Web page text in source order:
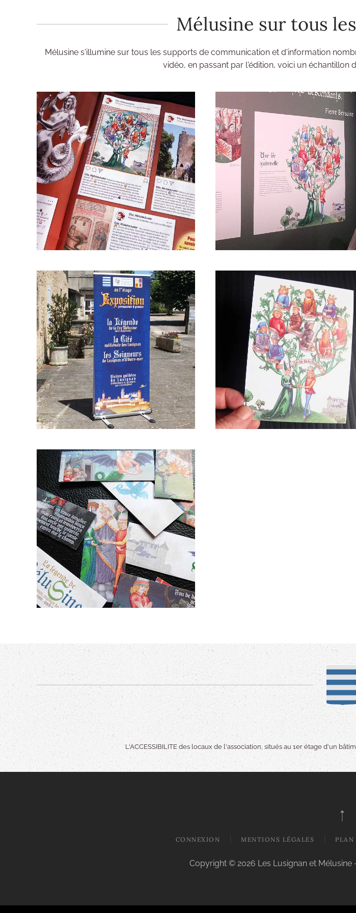
Mélusine sur tous
Mélusine s'illumine sur tous les supports de communication et d'information
vidéo, en passant par l'édition, voici un échantillon
L'ACCESSIBILITE des locaux de l'association, situés au 1er étage d'un
CONNEXION MENTIONS LÉGALES PLAN
Copyright © 2026 Les Lusignan et Mélusine